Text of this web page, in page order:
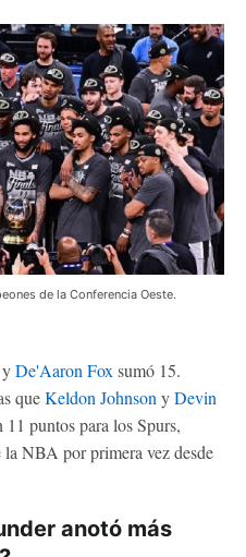
de la Conferencia Oeste.
De'Aaron Fox sumó 15.
queKeldon Johnson yDevin
puntos para los Spurs,
la NBA por primera vez desde
anotó más